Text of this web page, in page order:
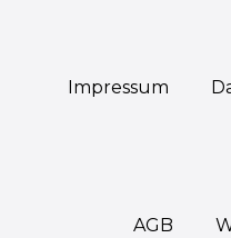
Impressum
AGB